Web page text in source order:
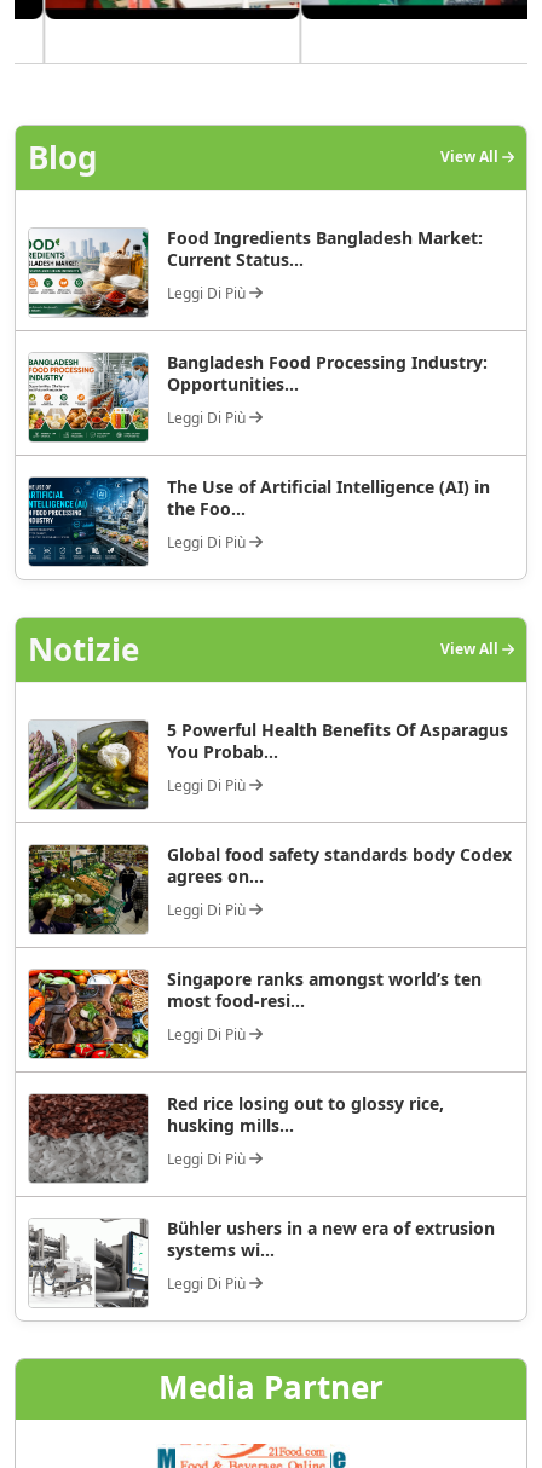
Blog View All
Food Ingredients Bangladesh Market:
Current Status...
Leggi Di Più
Bangladesh Food Processing Industry:
Opportunities...
Leggi Di Più
The Use of Artificial Intelligence (AI) in
the Foo...
Leggi Di Più
Notizie View All
5 Powerful Health Benefits Of Asparagus
You Probab...
Leggi Di Più
Global food safety standards body Codex
agrees on...
Leggi Di Più
Singapore ranks amongst world’s ten
most food-resi...
Leggi Di Più
Red rice losing out to glossy rice,
husking mills...
Leggi Di Più
Bühler ushers in a new era of extrusion
systems wi...
Leggi Di Più
Media Partner